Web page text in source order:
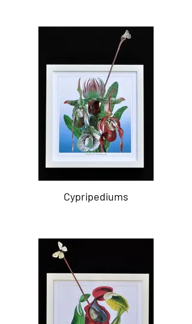
Cypripediums